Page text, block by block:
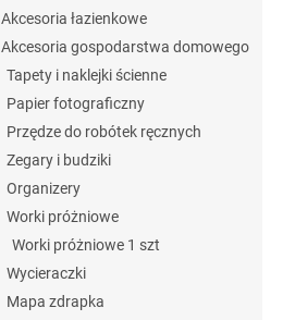
Akcesoria łazienkowe
Akcesoria gospodarstwa domowego
Tapety i naklejki ścienne
Papier fotograficzny
Przędze do robótek ręcznych
Zegary i budziki
Organizery
Worki próżniowe
Worki próżniowe 1 szt
Wycieraczki
Mapa zdrapka